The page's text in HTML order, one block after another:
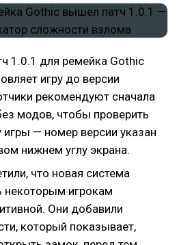
1.0.1 для ремейка Gothic
игру до версии
рекомендуют сначала
модов, чтобы проверить
игры — номер версии указан
нижнем углу экрана.
что новая система
некоторым игрокам
Они добавили
который показывает,